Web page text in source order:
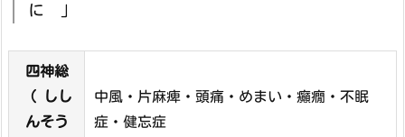
に 」
四神総
（ しし
んそう
中風・片麻痺・頭痛・めまい・癲癇・不眠
症・健忘症